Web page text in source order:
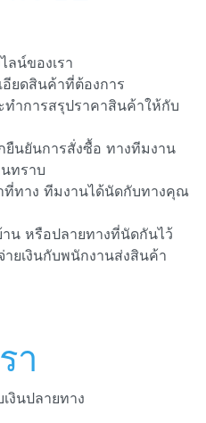
ลน์ของเรา
อียดสินค้าที่ต้องการ
ทำการสรุปราคาสินค้าให้กับ
ยืนยันการสั่งซื้อ ทางทีมงาน
ทราบ
ที่ทาง ทีมงานได้นัดกับทางคุณ
น หรือปลายทางที่นัดกันไว้
ยเงินกับพนักงานส่งสินค้า
า
งินปลายทาง